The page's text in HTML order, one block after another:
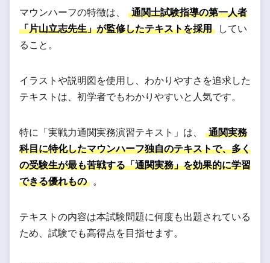
マウンハーフの特徴は、
通関士試験指導の第一人者
「片山立志先生」が監修したテキストを採用
してい
ること。
イラストや説明図を使用し、わかりやすさを追求した
テキストは、初学者でもわかりやすいと人気です。
特に「実戦力通関実務演習テキスト」は、
通関実務
科目に特化したマウンハーフ独自のテキストで、多く
の受験生が最も苦戦する「通関実務」を効果的に学習
できる優れもの
。
テキストの内容は本試験問題に何度も出題されている
ため、試験でも高得点を目指せます。